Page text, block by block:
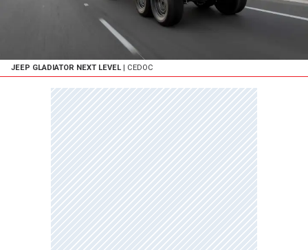
JEEP GLADIATOR NEXT LEVEL | CEDOC